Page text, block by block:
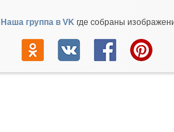
Наша группа в VK где собраны